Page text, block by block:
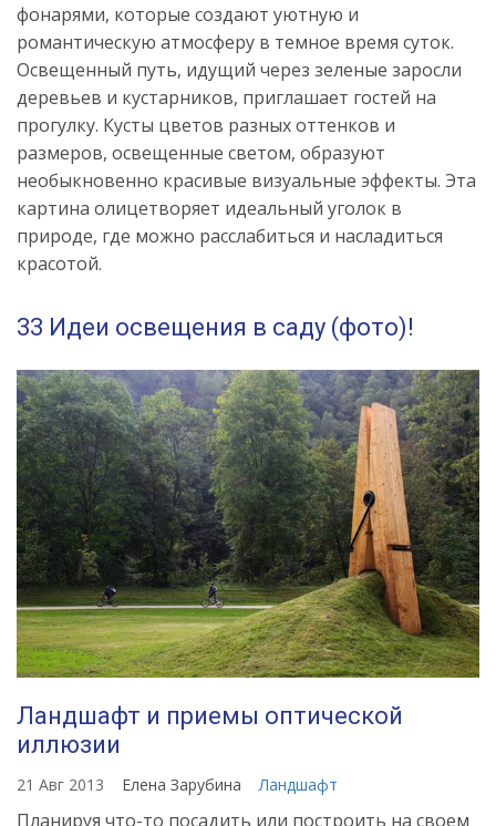
фонарями, которые создают уютную и
романтическую атмосферу в темное время суток.
Освещенный путь, идущий через зеленые заросли
деревьев и кустарников, приглашает гостей на
прогулку. Кусты цветов разных оттенков и
размеров, освещенные светом, образуют
необыкновенно красивые визуальные эффекты. Эта
картина олицетворяет идеальный уголок в
природе, где можно расслабиться и насладиться
красотой.
33 Идеи освещения в саду (фото)!
Ландшафт и приемы оптической
иллюзии
21 Авг 2013 Елена Зарубина Ландшафт
Планируя что-то посадить или построить на своем